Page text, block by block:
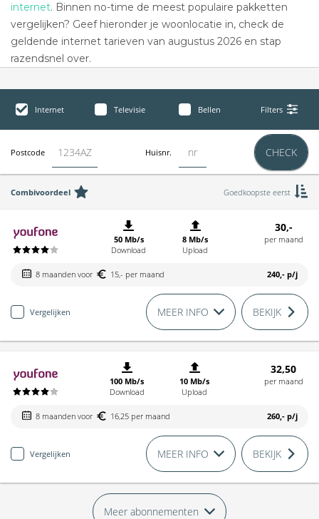
internet. Binnen no-time de meest populaire pakketten
vergelijken? Geef hieronder je woonlocatie in, check de
geldende internet tarieven van augustus 2026 en stap
razendsnel over.
Internet Televisie Bellen Filters
Postcode Huisnr. CHECK
Combivoordeel Goedkoopste eerst
50 Mb/s
Download
8 Mb/s
Upload
30,-
per maand
8 maanden voor 15,- per maand 240,- p/j
Vergelijken MEER INFO BEKIJK
100 Mb/s
Download
10 Mb/s
Upload
32,50
per maand
8 maanden voor 16,25 per maand 260,- p/j
Vergelijken MEER INFO BEKIJK
Meer abonnementen